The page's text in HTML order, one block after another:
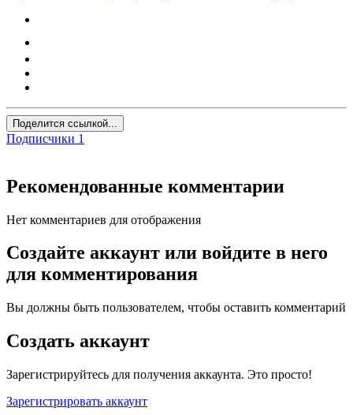
Поделится ссылкой...
Подписчики 1
Рекомендованные комментарии
Нет комментариев для отображения
Создайте аккаунт или войдите в него
для комментирования
Вы должны быть пользователем, чтобы оставить комментарий
Создать аккаунт
Зарегистрируйтесь для получения аккаунта. Это просто!
Зарегистрировать аккаунт